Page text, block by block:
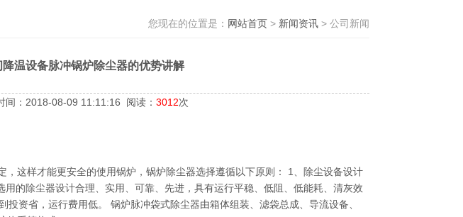
您现在的位置是： 网站首页 > 新闻资讯 > 公司新闻
降温设备脉冲锅炉除尘器的优势讲解
间：2018-08-09 11:11:16 阅读： 3012次
，这样才能更安全的使用锅炉，锅炉除尘器选择遵循以下原则： 1、除尘设备设计
用的除尘器设计合理、实用、可靠、先进，具有运行平稳、低阻、低能耗、清灰效
资省，运行费用低。 锅炉脉冲袋式除尘器由箱体组装、滤袋总成、导流设备、